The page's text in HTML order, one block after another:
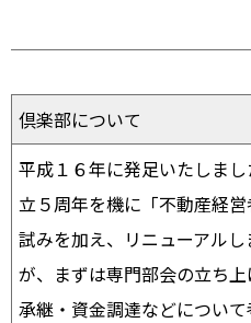
倶楽部について
平成１６年に発足いたしま
立５周年を機に「不動産経
試みを加え、リニューアル
が、まずは専門部会の立ち
承継・資金調達などについ